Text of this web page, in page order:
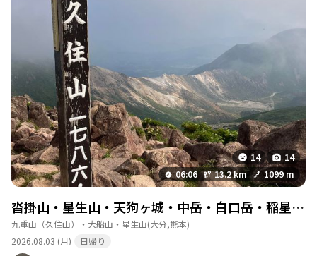
利用期間：通年開放（無人・宿泊禁止） 料金：
清掃協力金100円 収容人数：約20名 補足情報：
トイレは有料100円（冬季閉鎖あり）です。水場
はありません。火気厳禁のため携帯トイレの持参
をおすすめします。
このポイントを通過するコース
牧ノ戸峠-大曲登山口-諏蛾守越-三俣山-坊がつる
炊事場-北 周回コース
…続きを見る
トイレ
詳細を見る
利用時期：通年 設備：ぼっとん（男女別）・ト
イレットペーパー持参・無料 補足情報：臭気強
め。清掃は週1で実施。夜間は混雑するため早め
14
14
06:06
13.2 km 1099 m
沓掛山・星生山・天狗ヶ城・中岳・白口岳・稲星山・久住山
九重山（久住山）・大船山・星生山(大分,熊本)
2026.08.03 (月)
日帰り